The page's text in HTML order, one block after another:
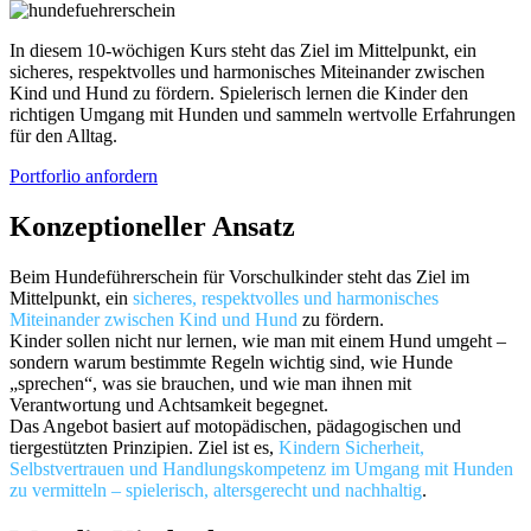
In diesem 10-wöchigen Kurs steht das Ziel im Mittelpunkt, ein
sicheres, respektvolles und harmonisches Miteinander zwischen
Kind und Hund zu fördern. Spielerisch lernen die Kinder den
richtigen Umgang mit Hunden und sammeln wertvolle Erfahrungen
für den Alltag.
Portforlio anfordern
Konzeptioneller Ansatz
Beim Hundeführerschein für Vorschulkinder steht das Ziel im
Mittelpunkt, ein sicheres, respektvolles und harmonisches
Miteinander zwischen Kind und Hund zu fördern.
Kinder sollen nicht nur lernen, wie man mit einem Hund umgeht –
sondern warum bestimmte Regeln wichtig sind, wie Hunde
„sprechen“, was sie brauchen, und wie man ihnen mit
Verantwortung und Achtsamkeit begegnet.
Das Angebot basiert auf motopädischen, pädagogischen und
tiergestützten Prinzipien. Ziel ist es, Kindern Sicherheit,
Selbstvertrauen und Handlungskompetenz im Umgang mit Hunden
zu vermitteln – spielerisch, altersgerecht und nachhaltig.